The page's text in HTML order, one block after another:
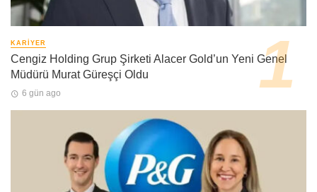
KARIYER
Cengiz Holding Grup Şirketi Alacer Gold’un Yeni Genel
Müdürü Murat Güreşçi Oldu
6 gün ago